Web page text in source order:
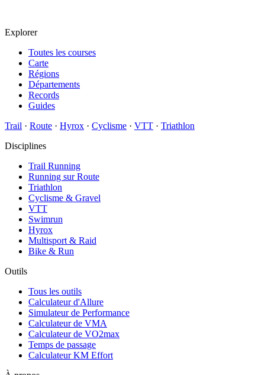
Explorer
Toutes les courses
Carte
Régions
Départements
Records
Guides
Trail · Route · Hyrox · Cyclisme · VTT · Triathlon
Disciplines
Trail Running
Running sur Route
Triathlon
Cyclisme & Gravel
VTT
Swimrun
Hyrox
Multisport & Raid
Bike & Run
Outils
Tous les outils
Calculateur d'Allure
Simulateur de Performance
Calculateur de VMA
Calculateur de VO2max
Temps de passage
Calculateur KM Effort